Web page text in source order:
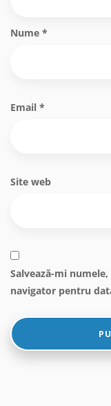
Nume *
Email *
Site web
Salvează-mi
navigator pentru